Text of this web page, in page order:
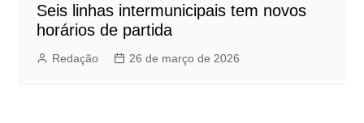
Seis linhas intermunicipais tem novos
horários de partida
Redação 26 de março de 2026